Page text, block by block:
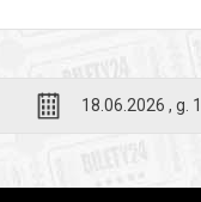
18.06.2026 , g.